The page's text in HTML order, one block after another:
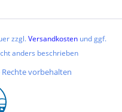
zzgl.Versandkosten und ggf.
anders beschrieben
vorbehalten